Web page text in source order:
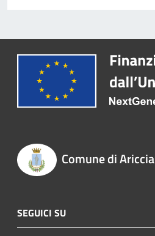
Comune di Ariccia
SEGUICI SU